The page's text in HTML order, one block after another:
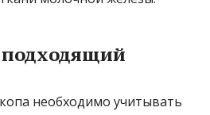
необходимо учитывать